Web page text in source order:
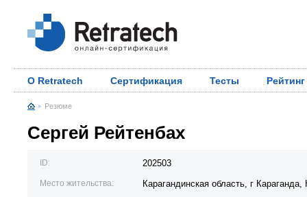
О Retratech Сертификация Тесты Рейтинг
Резюме
Сергей Рейтенбах
ID: 202503
Место жительства: Карагандинская область, г Караганда,